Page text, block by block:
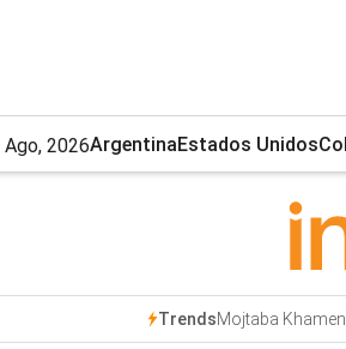
Ago, 2026ArgentinaEstados Unidos
TrendsMojtaba